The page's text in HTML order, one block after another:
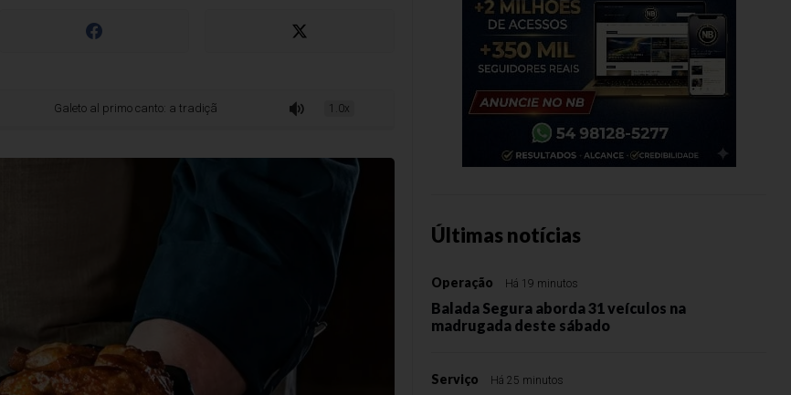
Galeto al primo canto: a tradição que Bento Gonçalves serve à mesa
1.0x
Últimas notícias
Operação Há 19 minutos
Balada Segura aborda 31 veículos na
madrugada deste sábado
Serviço Há 25 minutos